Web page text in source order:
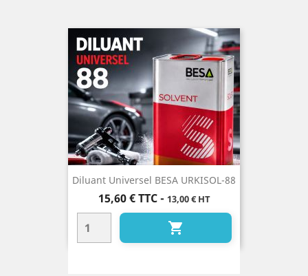
Diluant Universel BESA URKISOL-88
Prix
15,60 € TTC- 13,00 € HT
